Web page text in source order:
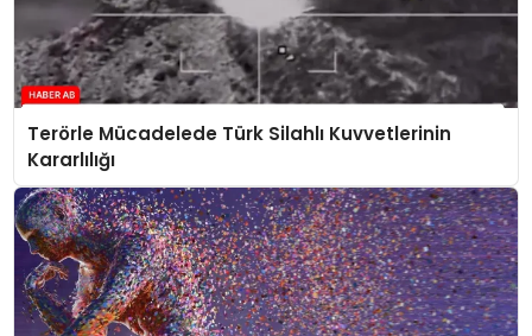
Terörle Mücadelede Türk Silahlı Kuvvetlerinin
Kararlılığı